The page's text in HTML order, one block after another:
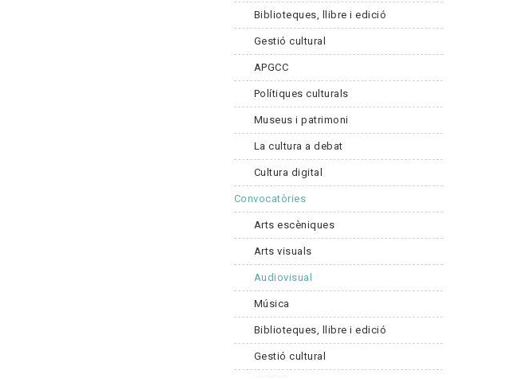
Biblioteques, llibre i edició
Gestió cultural
APGCC
Polítiques culturals
Museus i patrimoni
La cultura a debat
Cultura digital
Convocatòries
Arts escèniques
Arts visuals
Audiovisual
Música
Biblioteques, llibre i edició
Gestió cultural